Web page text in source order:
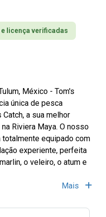
licença verificadas
México - Tom's
única de pesca
a sua melhor
Riviera Maya. O nosso
equipado com
experiente, perfeita
o veleiro, o atum e
Mais